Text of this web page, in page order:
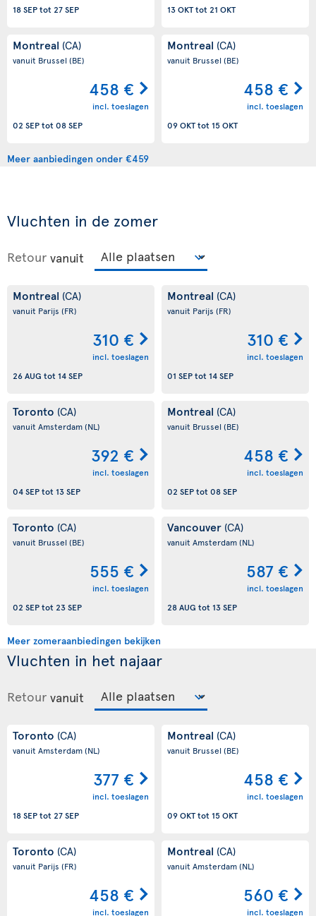
18 SEPtot 27 SEP
13 OKTtot 21 OKT
Montreal (CA)
vanuit Brussel(BE)
458 €
incl. toeslagen
02 SEPtot 08 SEP
Montreal (CA)
vanuit Brussel(BE)
458 €
incl. toeslagen
09 OKTtot 15 OKT
Meer aanbiedingen onder €459
Vluchten in de zomer
Retour vanuit
Montreal (CA)
vanuit Parijs (FR)
310 €
incl. toeslagen
26 AUG tot 14 SEP
Montreal (CA)
vanuit Parijs (FR)
310 €
incl. toeslagen
01 SEPtot 14 SEP
Toronto (CA)
vanuit Amsterdam(NL)
392 €
incl. toeslagen
04 SEPtot 13 SEP
Montreal (CA)
vanuit Brussel (BE)
458 €
incl. toeslagen
02 SEPtot 08 SEP
Toronto (CA)
vanuit Brussel (BE)
555 €
incl. toeslagen
02 SEPtot 23 SEP
Vancouver (CA)
vanuit Amsterdam(NL)
587 €
incl. toeslagen
28 AUG tot 13 SEP
Meer zomeraanbiedingen bekijken
Vluchten in het najaar
Retour vanuit
Toronto (CA)
vanuit Amsterdam(NL)
377 €
incl. toeslagen
18 SEPtot 27 SEP
Montreal (CA)
vanuit Brussel(BE)
458 €
incl. toeslagen
09 OKTtot 15 OKT
Toronto (CA)
vanuit Parijs (FR)
458 €
incl. toeslagen
Montreal (CA)
vanuit Amsterdam(NL)
560 €
incl. toeslagen